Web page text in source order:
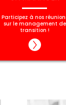
Participez à nos
sur le management de
transition !